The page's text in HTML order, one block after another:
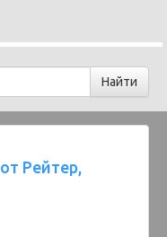
Рейтер,